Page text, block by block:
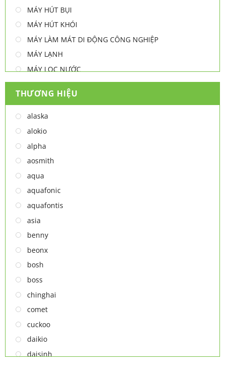
MÁY HÚT BỤI
MÁY HÚT KHÓI
MÁY LÀM MÁT DI ĐỘNG CÔNG NGHIỆP
MÁY LẠNH
MÁY LỌC NƯỚC
MÁY NƯỚC NÓNG
MÁY NƯỚC NÓNG - LẠNH
MÁY SẤY TAY
MÁY XAY ĐA NĂNG
NỒI CHIÊN
NỒI CHIÊN
Thiết bị lọc nước
TỦ ĐÔNG
TỦ MÁT
TỦ RƯỢU
LÒ VI SÓNG
MÁY LỌC KHÔNG KHÍ
MÁY NƯỚC NÓNG LẠNH
NỒI CƠM ĐIỆN
QUẠT ĐIỆN
THƯƠNG HIỆU
alaska
alokio
alpha
aosmith
aqua
aquafonic
aquafontis
asia
benny
beonx
bosh
boss
chinghai
comet
cuckoo
daikio
daisinh